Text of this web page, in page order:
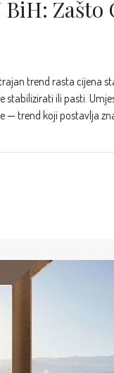
Zašto
trend rasta cijena
ili pasti.
trend koji postavlja